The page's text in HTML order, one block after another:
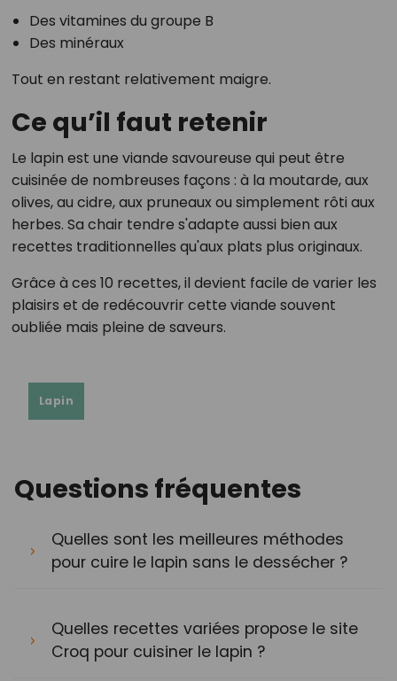
Des vitamines du groupe B
Des minéraux
Tout en restant relativement maigre.
Ce qu’il faut retenir
Le lapin est une viande savoureuse qui peut être
cuisinée de nombreuses façons : à la moutarde, aux
olives, au cidre, aux pruneaux ou simplement rôti aux
herbes. Sa chair tendre s'adapte aussi bien aux
recettes traditionnelles qu'aux plats plus originaux.
Grâce à ces 10 recettes, il devient facile de varier les
plaisirs et de redécouvrir cette viande souvent
oubliée mais pleine de saveurs.
Lapin
Questions fréquentes
Quelles sont les meilleures méthodes
pour cuire le lapin sans le dessécher ?
Quelles recettes variées propose le site
Croq pour cuisiner le lapin ?